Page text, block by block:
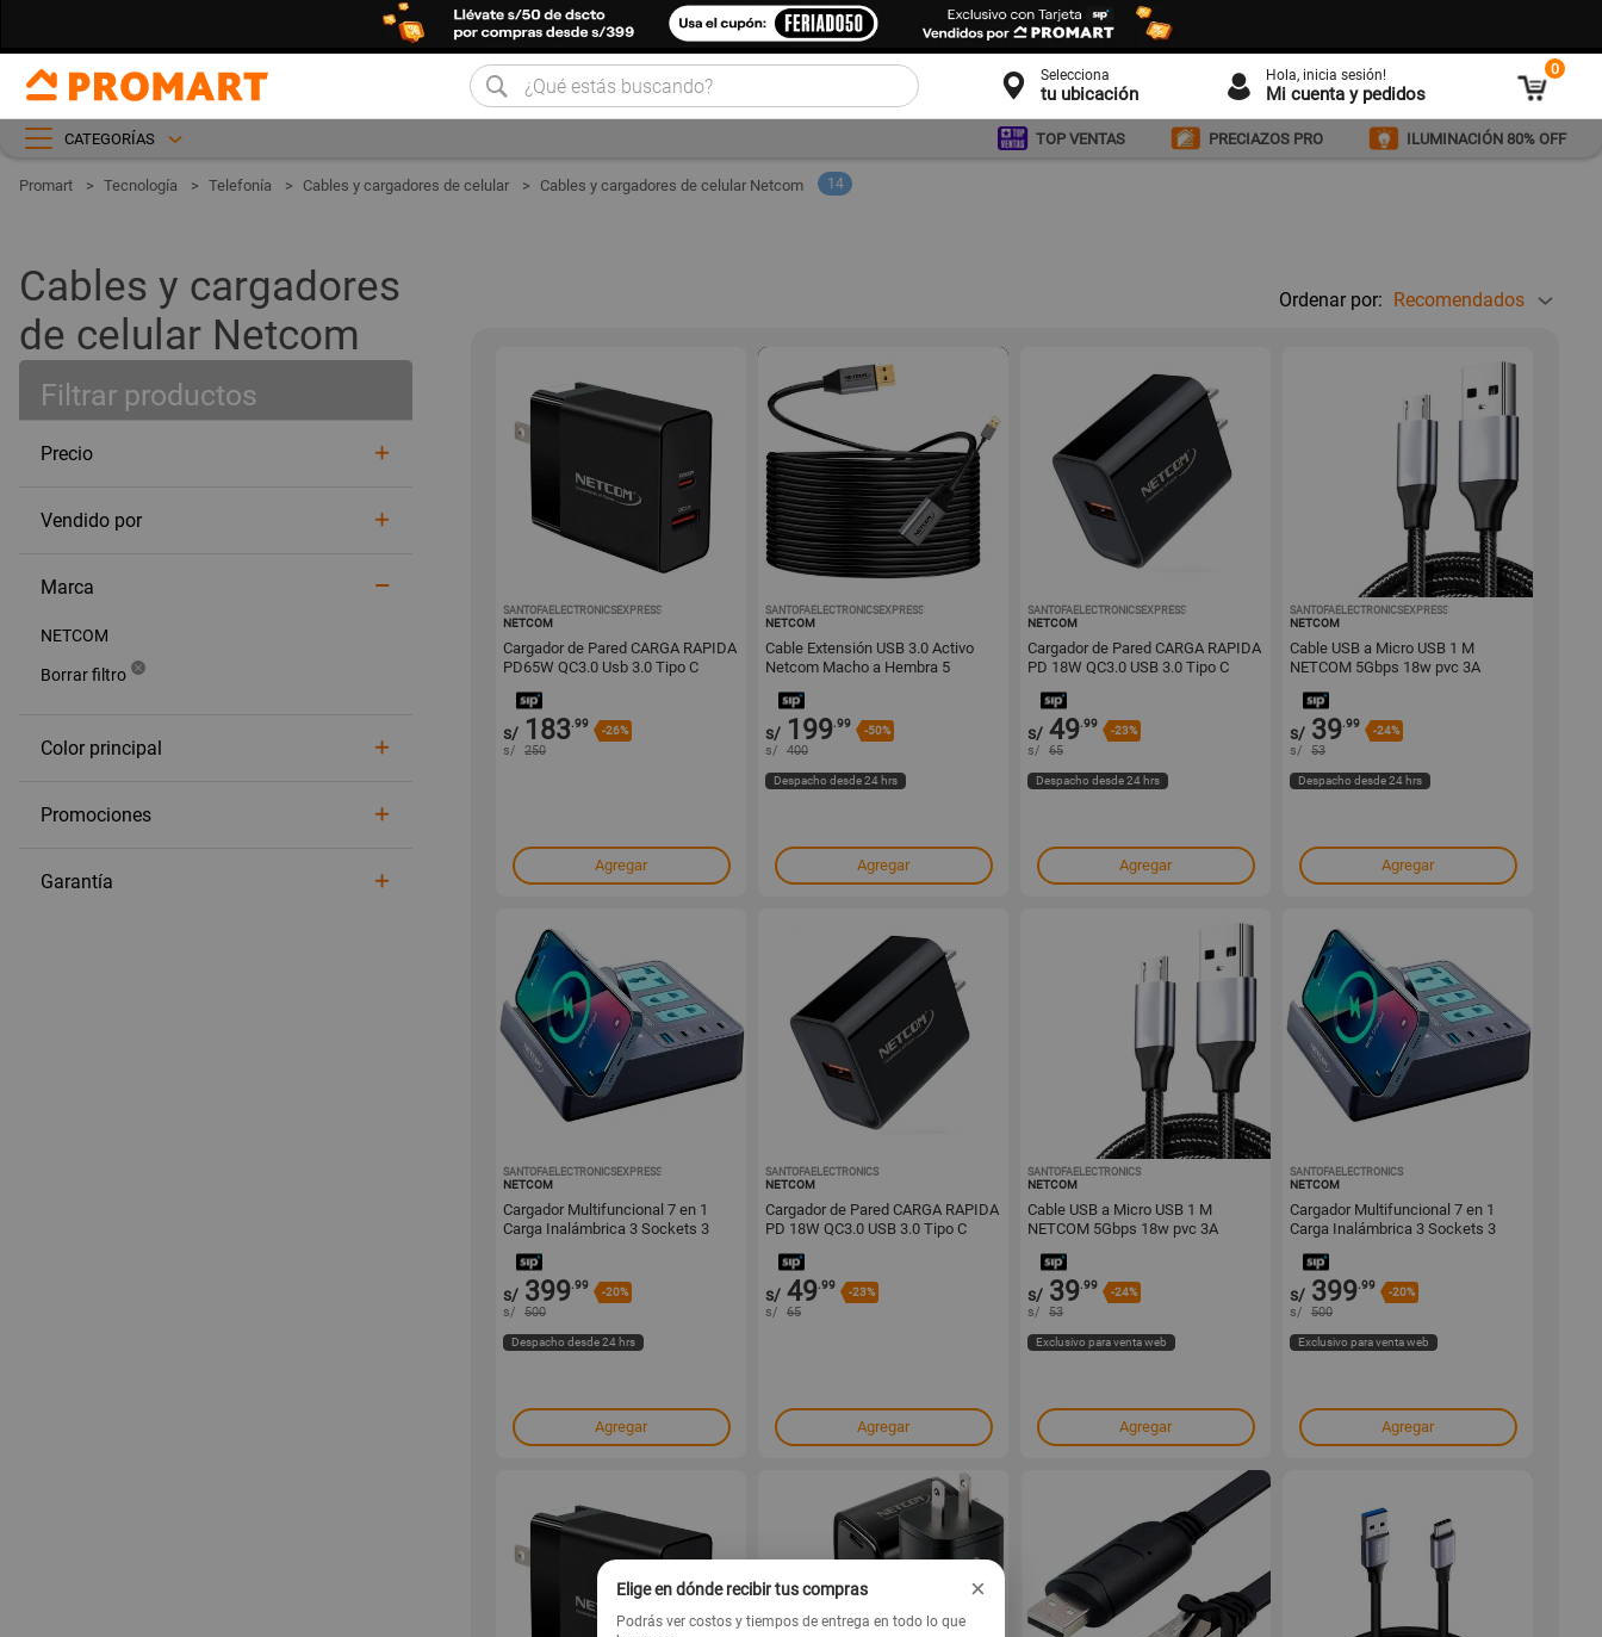
Selecciona
tu ubicación
Hola, inicia sesión!
Mi cuenta y pedidos
0
CATEGORÍAS TOP VENTAS PRECIAZOS PRO ILUMINACIÓN 80% OFF
Tecnología Telefonía Cables y cargadores de celular Cables y cargadores de celular Netcom 14
Cables y cargadores
de celular Netcom
Filtrar productos
Precio
Marca
NETCOM
Color principal
Vendido por
Promociones
Garantía
Ordenar por: Recomendados
SANTOFAELECTRONICSEXPRESS1001783308
NETCOM
Cargador de Pared CARGA RAPIDA
PD65W QC3.0 Usb 3.0 Tipo C
s/ 183.99
-26%
s/ 250
Agregar
SANTOFAELECTRONICSEXPRESS1001649314
NETCOM
Cable Extensión USB 3.0 Activo
Netcom Macho a Hembra 5
s/ 199.99
-50%
s/ 400
Despacho desde 24 hrs
Agregar
SANTOFAELECTRONICSEXPRESS1001549236
NETCOM
Cargador de Pared CARGA RAPIDA
PD 18W QC3.0 USB 3.0 Tipo C
s/ 49.99
-23%
s/ 65
Despacho desde 24 hrs
Agregar
SANTOFAELECTRONICSEXPRESS1001549213
NETCOM
Cable USB a Micro USB 1 M
NETCOM 5Gbps 18w pvc 3A
s/ 39.99
-24%
s/ 53
Despacho desde 24 hrs
Agregar
SANTOFAELECTRONICSEXPRESS1001549201
NETCOM
Cargador Multifuncional 7 en 1
Carga Inalámbrica 3 Sockets 3
s/ 399.99
-20%
s/ 500
Despacho desde 24 hrs
Agregar
SANTOFAELECTRONICS
NETCOM
Cargador de Pared CARGA RAPIDA
PD 18W QC3.0 USB 3.0 Tipo C
s/ 49.99
-23%
s/ 65
Agregar
SANTOFAELECTRONICS
NETCOM
Cable USB a Micro USB 1 M
NETCOM 5Gbps 18w pvc 3A
s/ 39.99
-24%
s/ 53
Exclusivo para venta web
Agregar
SANTOFAELECTRONICS
NETCOM
Cargador Multifuncional 7 en 1
Carga Inalámbrica 3 Sockets 3
s/ 399.99
-20%
s/ 500
Exclusivo para venta web
Agregar
Elige en dónde recibir tus compras ×
Podrás ver costos y tiempos de entrega en todo lo que